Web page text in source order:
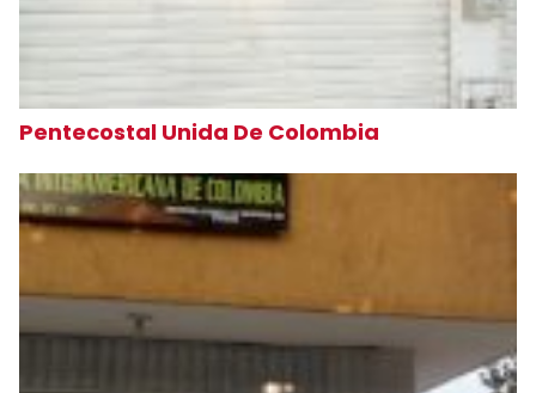
Pentecostal Unida De Colombia